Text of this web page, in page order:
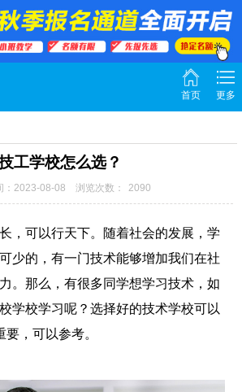
首页 更多
工学校怎么选？
：2023-08-08 浏览次数： 2090
，可以行天下。随着社会的发展，学
少的，有一门技术能够增加我们在社
。那么，有很多同学想学习技术，如
学校学习呢？选择好的技术学校可以
，可以参考。